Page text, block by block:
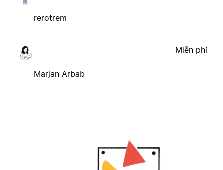
rerotrem
Marjan Arbab
Miễn phí